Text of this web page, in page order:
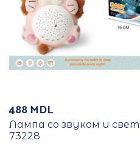
488 MDL
Лампа со звуком и
73228